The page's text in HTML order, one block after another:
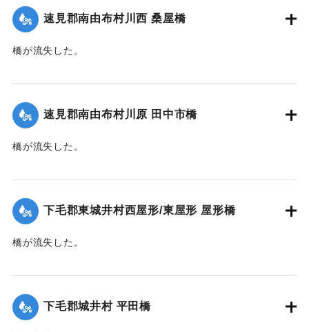
｜固有コード:00268363
速見郡南由布村川西 桑屋橋
橋が流失した。
｜固有コード:00268355
速見郡南由布村川原 田中市橋
橋が流失した。
｜固有コード:00268356
下毛郡東城井村西屋形/東屋形 屋形橋
橋が流失した。
｜固有コード:00268357
下毛郡城井村 平田橋